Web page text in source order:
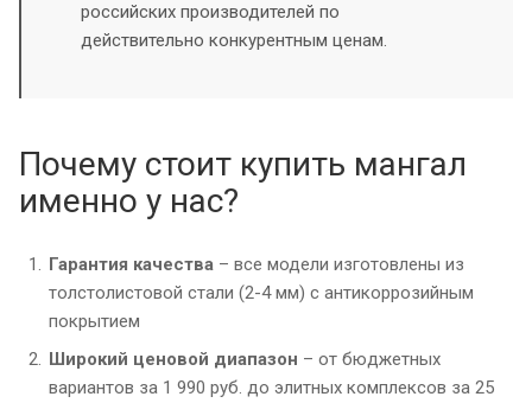
российских производителей по
действительно конкурентным ценам.
Почему стоит купить мангал
именно у нас?
Гарантия качества – все модели изготовлены из
толстолистовой стали (2-4 мм) с антикоррозийным
покрытием
Широкий ценовой диапазон – от бюджетных
вариантов за 1 990 руб. до элитных комплексов за 25